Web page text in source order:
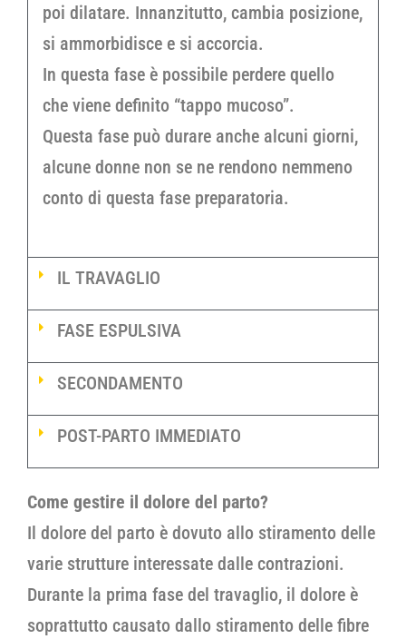
poi dilatare. Innanzitutto, cambia posizione,
si ammorbidisce e si accorcia.
In questa fase è possibile perdere quello
che viene definito “tappo mucoso”.
Questa fase può durare anche alcuni giorni,
alcune donne non se ne rendono nemmeno
conto di questa fase preparatoria.
IL TRAVAGLIO
FASE ESPULSIVA
SECONDAMENTO
POST-PARTO IMMEDIATO
Come gestire il dolore del parto?
Il dolore del parto è dovuto allo stiramento delle
varie strutture interessate dalle contrazioni.
Durante la prima fase del travaglio, il dolore è
soprattutto causato dallo stiramento delle fibre